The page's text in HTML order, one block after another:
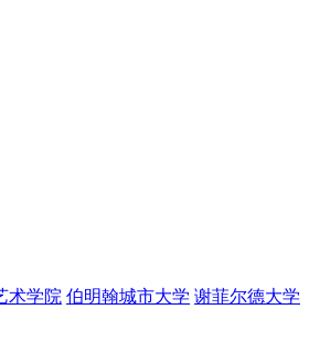
术学院 伯明翰城市大学 谢菲尔德大学